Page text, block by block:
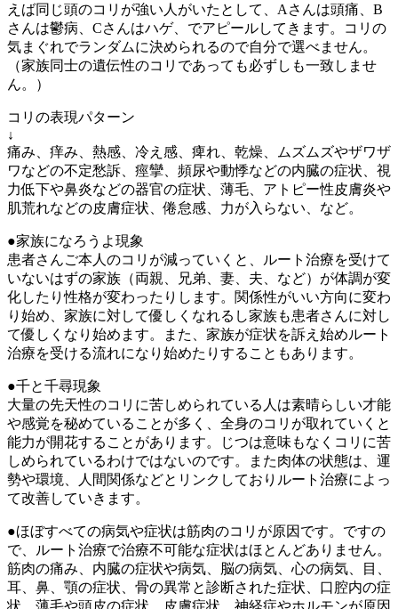
えば同じ頭のコリが強い人がいたとして、Aさんは頭痛、B
さんは鬱病、Cさんはハゲ、でアピールしてきます。コリの
気まぐれでランダムに決められるので自分で選べません。
（家族同士の遺伝性のコリであっても必ずしも一致しませ
ん。）
コリの表現パターン
↓
痛み、痒み、熱感、冷え感、痺れ、乾燥、ムズムズやザワザ
ワなどの不定愁訴、痙攣、頻尿や動悸などの内臓の症状、視
力低下や鼻炎などの器官の症状、薄毛、アトピー性皮膚炎や
肌荒れなどの皮膚症状、倦怠感、力が入らない、など。
●家族になろうよ現象
患者さんご本人のコリが減っていくと、ルート治療を受けて
いないはずの家族（両親、兄弟、妻、夫、など）が体調が変
化したり性格が変わったりします。関係性がいい方向に変わ
り始め、家族に対して優しくなれるし家族も患者さんに対し
て優しくなり始めます。また、家族が症状を訴え始めルート
治療を受ける流れになり始めたりすることもあります。
●千と千尋現象
大量の先天性のコリに苦しめられている人は素晴らしい才能
や感覚を秘めていることが多く、全身のコリが取れていくと
能力が開花することがあります。じつは意味もなくコリに苦
しめられているわけではないのです。また肉体の状態は、運
勢や環境、人間関係などとリンクしておりルート治療によっ
て改善していきます。
●ほぼすべての病気や症状は筋肉のコリが原因です。ですの
で、ルート治療で治療不可能な症状はほとんどありません。
筋肉の痛み、内臓の症状や病気、脳の病気、心の病気、目、
耳、鼻、顎の症状、骨の異常と診断された症状、口腔内の症
状、薄毛や頭皮の症状、皮膚症状、神経症やホルモンが原因